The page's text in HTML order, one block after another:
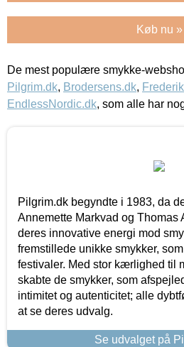
Køb nu »
De mest populære smykke-
Pilgrim.dk, Brodersens.dk,
EndlessNordic.dk, som alle har
Pilgrim.dk begyndte i 1983, da
Annemette Markvad og Thomas
deres innovative energi mod
fremstillede unikke smykker,
festivaler. Med stor kærlighed til
skabte de smykker, som
intimitet og autenticitet; alle
at se deres udvalg.
Se udvalget på